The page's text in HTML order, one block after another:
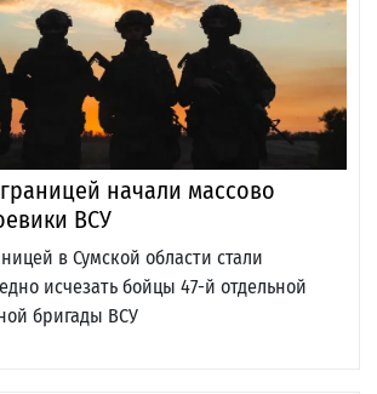
начали массово
ВСУ
в Сумской области стали
исчезать бойцы 47-й отдельной
бригады ВСУ